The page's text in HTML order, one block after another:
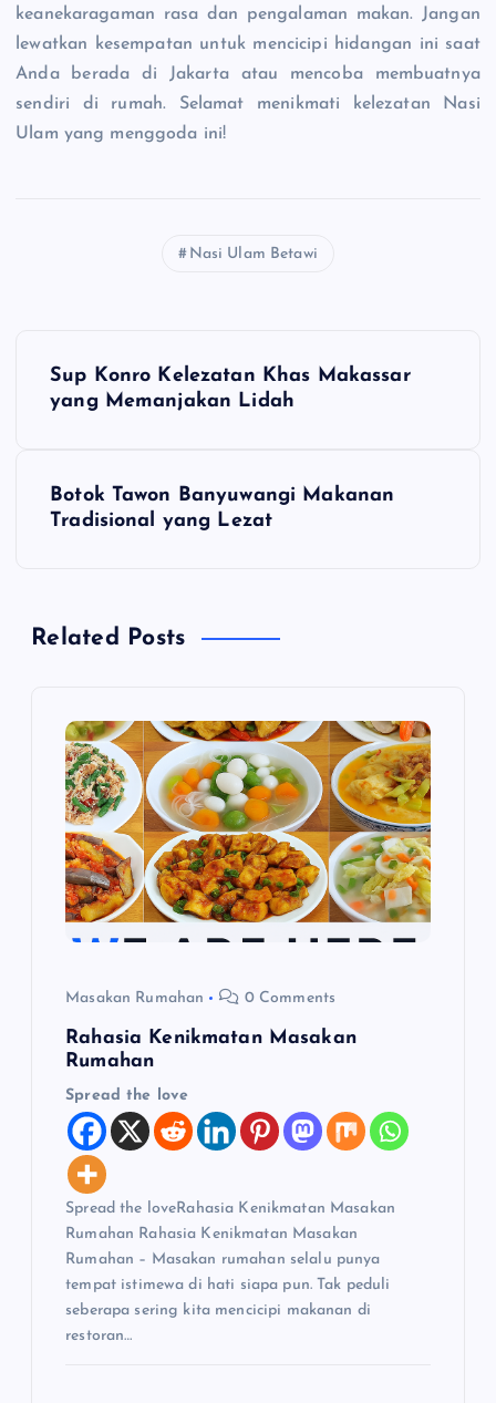
keanekaragaman rasa dan pengalaman makan. Jangan
lewatkan kesempatan untuk mencicipi hidangan ini saat
Anda berada di Jakarta atau mencoba membuatnya
sendiri di rumah. Selamat menikmati kelezatan Nasi
Ulam yang menggoda ini!
Nasi Ulam Betawi
N
a
Sup Konro Kelezatan Khas Makassar
yang Memanjakan Lidah
Botok Tawon Banyuwangi Makanan
Tradisional yang Lezat
Related Posts
Masakan Rumahan 0 Comments
Rahasia Kenikmatan Masakan
Rumahan
Spread the love
Spread the loveRahasia Kenikmatan Masakan
Rumahan Rahasia Kenikmatan Masakan
Rumahan – Masakan rumahan selalu punya
tempat istimewa di hati siapa pun. Tak peduli
seberapa sering kita mencicipi makanan di
restoran…